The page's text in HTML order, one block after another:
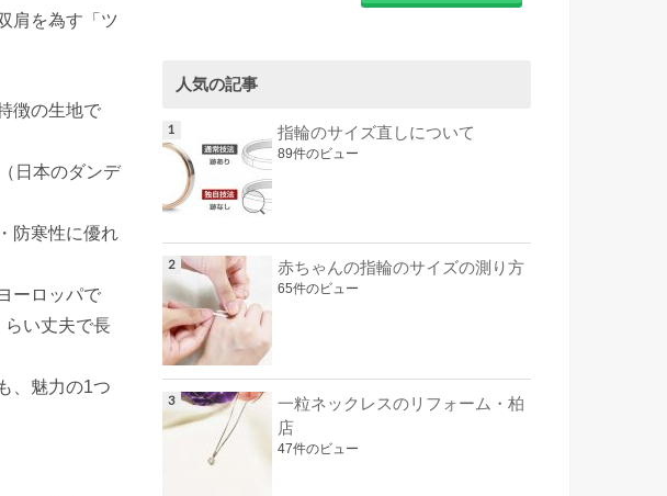
肩を為す「ツ
徴の生地で
日本のダンデ
防寒性に優れ
ーロッパで
らい丈夫で長
、魅力の1つ
人気の記事
指輪のサイズ直しについて
89件のビュー
赤ちゃんの指輪のサイズの測り方
65件のビュー
一粒ネックレスのリフォーム・柏
店
47件のビュー